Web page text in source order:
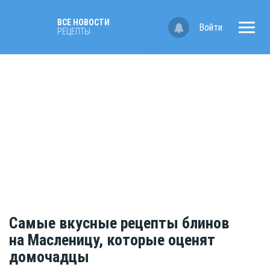
ВСЕ НОВОСТИ
РЕЦЕПТЫ
Войти
Самые вкусные рецепты блинов
на Масленицу, которые оценят
домочадцы